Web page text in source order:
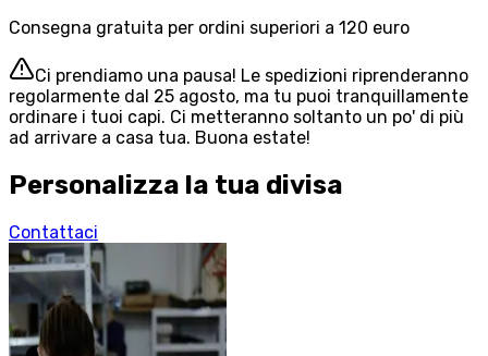
Consegna gratuita per ordini superiori a 120 euro
Ci prendiamo una pausa! Le spedizioni riprenderanno
regolarmente dal 25 agosto, ma tu puoi tranquillamente
ordinare i tuoi capi. Ci metteranno soltanto un po' di più
ad arrivare a casa tua. Buona estate!
Personalizza la tua divisa
Contattaci